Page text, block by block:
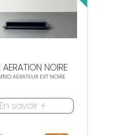
AERATION NOIRE
AERATEUR EXT NOIRE
En savoir +